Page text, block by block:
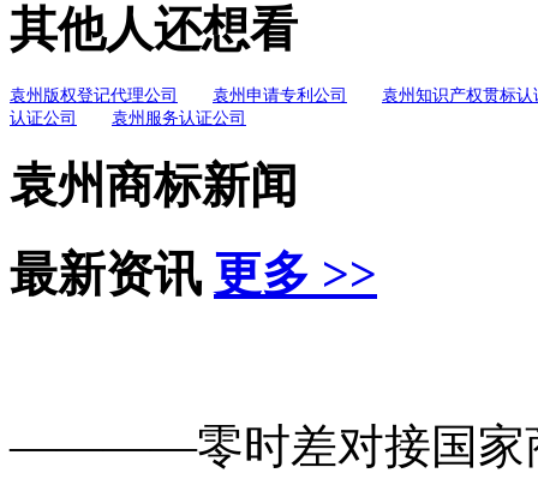
其他人还想看
袁州版权登记代理公司 袁州申请专利公司
袁州知识产权贯标认
认证公司
袁州服务认证公司
袁州商标新闻
最新资讯 更多 >>
————零时差对接国